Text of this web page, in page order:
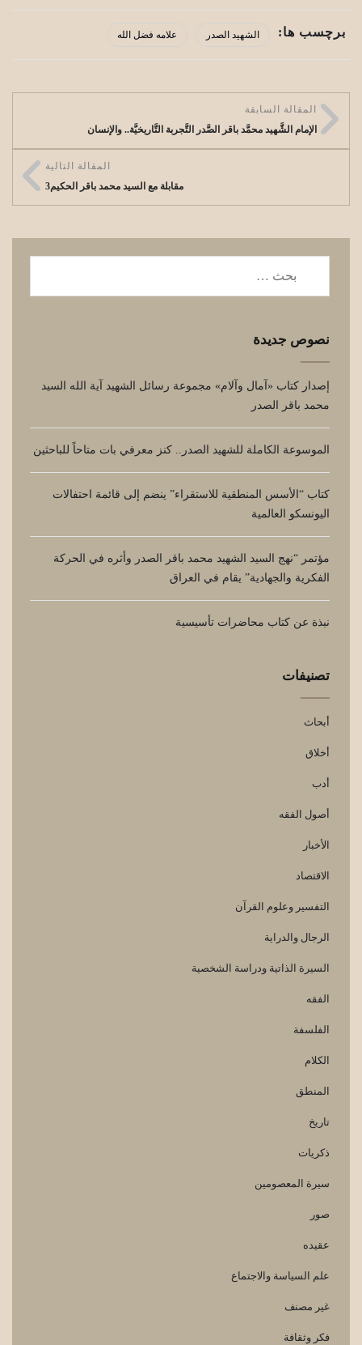
برچسب ها: الشهید الصدر علامه فضل الله
المقالة السابقة
الإمام الشَّهيد محمَّد باقر الصَّدر التَّجربة التَّاريخيَّة.. والإنسان‏
المقالة التالية
مقابلة مع السيد محمد باقر الحكيم3
نصوص جديدة
إصدار كتاب «آمال وآلام» مجموعة رسائل الشهيد آية الله السيد
محمد باقر الصدر
الموسوعة الكاملة للشهيد الصدر.. كنز معرفي بات متاحاً للباحثين
كتاب “الأسس المنطقية للاستقراء” ينضم إلى قائمة احتفالات
اليونسكو العالمية
مؤتمر “نهج السيد الشهيد محمد باقر الصدر وأثره في الحركة
الفكرية والجهادية” يقام في العراق
نبذة عن كتاب محاضرات تأسيسية
تصنيفات
أبحاث
أخلاق
أدب
أصول الفقه
الأخبار
الاقتصاد
التفسير وعلوم القرآن
الرجال والدراية
السيرة الذاتية ودراسة الشخصية
الفقه
الفلسفة
الكلام
المنطق
تاريخ
ذكریات
سيرة المعصومين
صور
عقیده
علم السياسة والاجتماع
غير مصنف
فكر وثقافة